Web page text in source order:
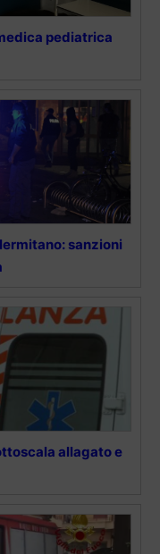
pediatrica
sanzioni
allagato e